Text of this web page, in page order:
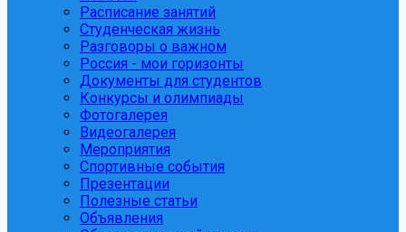
Расписание занятий
Студенческая жизнь
Разговоры о важном
Россия - мои горизонты
Документы для студентов
Конкурсы и олимпиады
Фотогалерея
Видеогалерея
Мероприятия
Спортивные события
Презентации
Полезные статьи
Объявления